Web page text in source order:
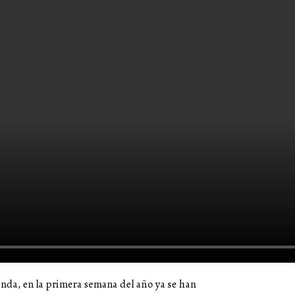
en la primera semana del año ya se han